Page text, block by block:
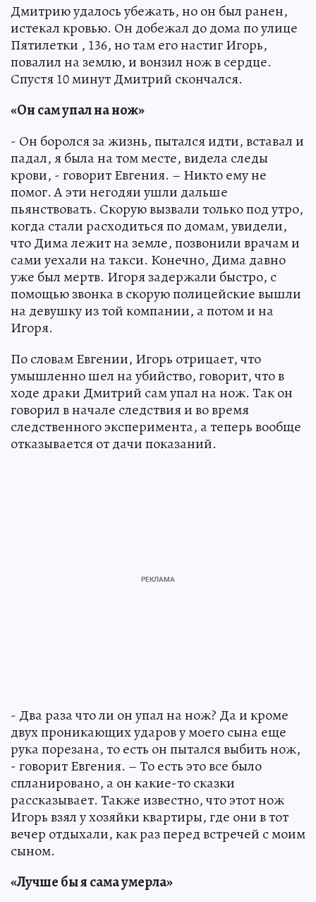
Дмитрию удалось убежать, но он был ранен,
истекал кровью. Он добежал до дома по улице
Пятилетки , 136, но там его настиг Игорь,
повалил на землю, и вонзил нож в сердце.
Спустя 10 минут Дмитрий скончался.
«Он сам упал на нож»
- Он боролся за жизнь, пытался идти, вставал и
падал, я была на том месте, видела следы
крови, - говорит Евгения. – Никто ему не
помог. А эти негодяи ушли дальше
пьянствовать. Скорую вызвали только под утро,
когда стали расходиться по домам, увидели,
что Дима лежит на земле, позвонили врачам и
сами уехали на такси. Конечно, Дима давно
уже был мертв. Игоря задержали быстро, с
помощью звонка в скорую полицейские вышли
на девушку из той компании, а потом и на
Игоря.
По словам Евгении, Игорь отрицает, что
умышленно шел на убийство, говорит, что в
ходе драки Дмитрий сам упал на нож. Так он
говорил в начале следствия и во время
следственного эксперимента, а теперь вообще
отказывается от дачи показаний.
- Два раза что ли он упал на нож? Да и кроме
двух проникающих ударов у моего сына еще
рука порезана, то есть он пытался выбить нож,
- говорит Евгения. – То есть это все было
спланировано, а он какие-то сказки
рассказывает. Также известно, что этот нож
Игорь взял у хозяйки квартиры, где они в тот
вечер отдыхали, как раз перед встречей с моим
сыном.
«Лучше бы я сама умерла»